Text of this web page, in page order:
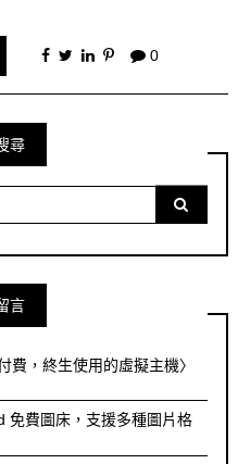
0
尋
言
費，終生使用的虛擬主機〉
免費圖床，支援多種圖片格